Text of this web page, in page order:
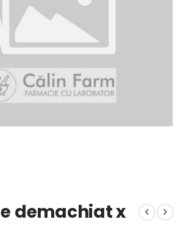
demachiat x